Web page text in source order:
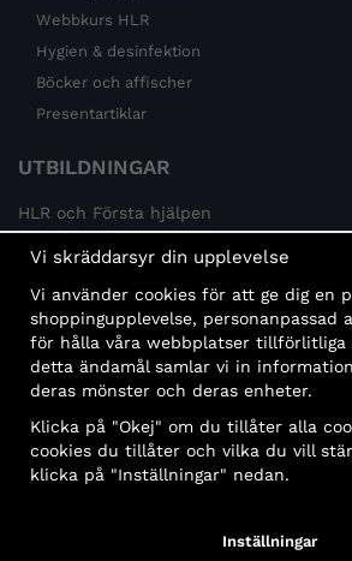
Webbkurs HLR
Hygien & desinfektion
Böcker och affischer
Presentartiklar
UTBILDNINGAR
HLR och Första hjälpen
Psykisk hälsa
Brandskydd
MÅLGRUPPER
Offentlig sektor och företag
Privatpersoner
Delbetalning
Vi skräddarsyr din upplevelse
Vi använder cookies för att ge dig en
shoppingupplevelse, personanpassad
för hålla våra webbplatser tillförlitliga
detta ändamål samlar vi in
deras mönster och deras enheter.
Klicka på "Okej" om du tillåter alla
cookies du tillåter och vilka du vill
klicka på "Inställningar" nedan.
Inställningar